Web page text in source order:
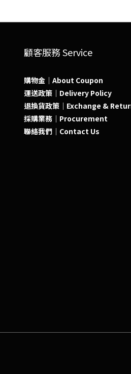
顧客服務 Service
購物金｜About Coupon
運送政策｜Delivery Policy
退換貨政策｜Exchange &
採購業務｜Procurement
聯絡我們｜Contact Us